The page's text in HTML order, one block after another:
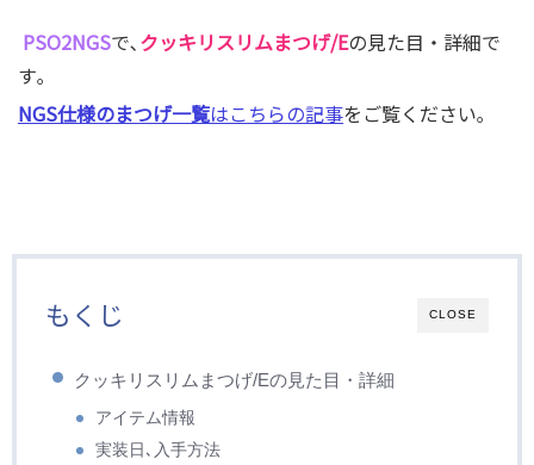
PSO2NGSで､クッキリスリムまつげ/Eの見た目・詳細で
す｡
NGS仕様のまつげ一覧はこちらの記事をご覧ください｡
CLOSE
もくじ
クッキリスリムまつげ/Eの見た目・詳細
アイテム情報
実装日､入手方法